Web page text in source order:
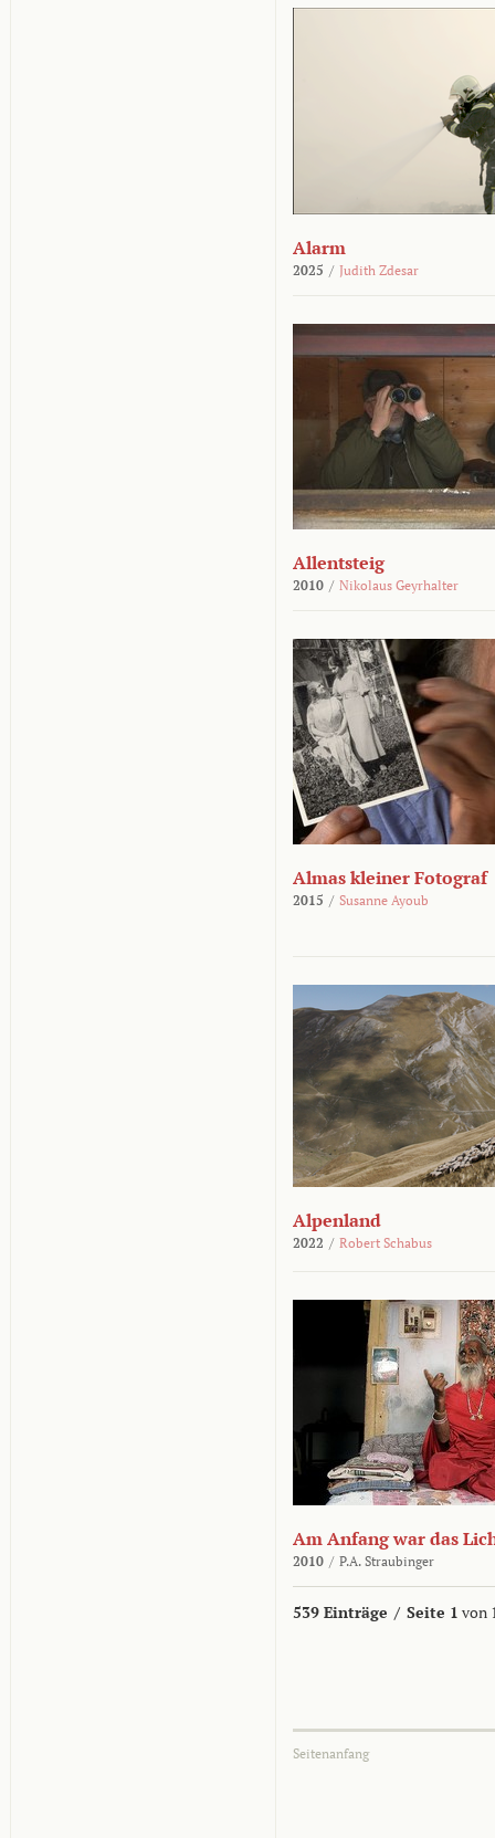
Alarm
2025 / Judith Zdesar
Allentsteig
2010 / Nikolaus Geyrhalter
Almas kleiner Fotograf
2015 / Susanne Ayoub
Alpenland
2022 / Robert Schabus
Am Anfang war das
2010 / P.A. Straubinger
539 Einträge / Seite 1 von
Seitenanfang